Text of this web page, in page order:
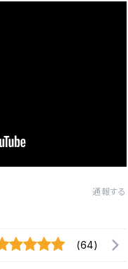
通報する
(64)